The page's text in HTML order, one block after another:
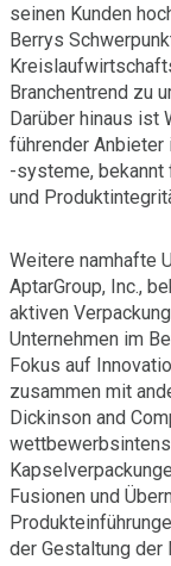
seinen Kunden
Berrys
Branchentrend zu
Darüber hinaus ist
führender Anbieter
-systeme,
und
Weitere namhafte
AptarGroup, Inc.,
aktiven
Unternehmen im
Fokus auf
zusammen mit
Dickinson and
Fusionen und
der Gestaltung der